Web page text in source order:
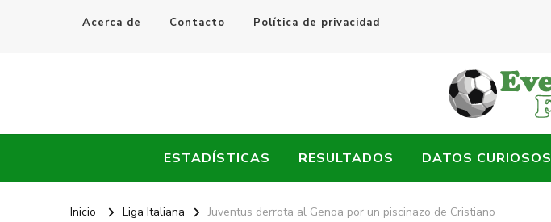
Acerca de Contacto Política de privacidad
Every Fútbol
ESTADÍSTICAS RESULTADOS DATOS CURIOSOS
Inicio Liga Italiana Juventus derrota al Genoa por un piscinazo de Cristiano